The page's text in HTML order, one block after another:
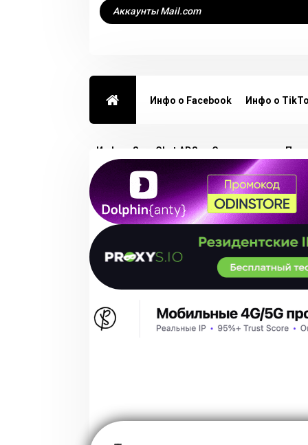
Аккаунты Mail.com
Инфо о Facebook Инфо о
Инфо о SnapChat ADS Соглашение